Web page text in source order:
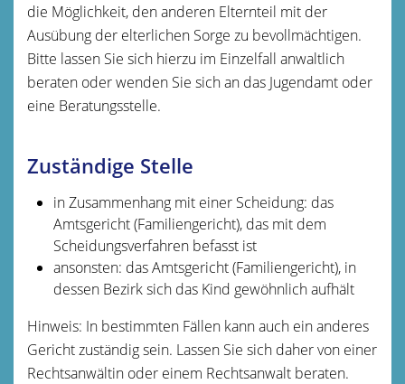
die Möglichkeit, den anderen Elternteil mit der
Ausübung der elterlichen Sorge zu bevollmächtigen.
Bitte lassen Sie sich hierzu im Einzelfall anwaltlich
beraten oder wenden Sie sich an das Jugendamt oder
eine Beratungsstelle.
Zuständige Stelle
in Zusammenhang mit einer Scheidung: das
Amtsgericht (Familiengericht), das mit dem
Scheidungsverfahren befasst ist
ansonsten: das Amtsgericht (Familiengericht), in
dessen Bezirk sich das Kind gewöhnlich aufhält
Hinweis: In bestimmten Fällen kann auch ein anderes
Gericht zuständig sein. Lassen Sie sich daher von einer
Rechtsanwältin oder einem Rechtsanwalt beraten.